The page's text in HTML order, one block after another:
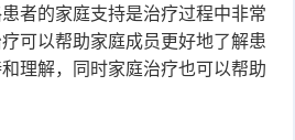
者的家庭支持是治疗过程中非常
可以帮助家庭成员更好地了解患
理解，同时家庭治疗也可以帮助